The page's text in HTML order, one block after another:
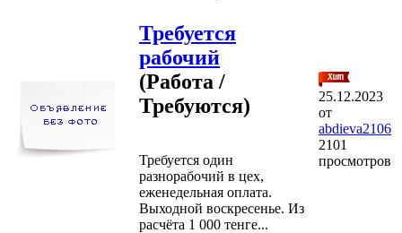
Требуется
рабочий
(Работа /
Требуются)
Требуется один
разнорабочий в цех,
еженедельная оплата.
Выходной воскресенье. Из
расчёта 1 000 тенге...
25.12.2023
от
abdieva2106
2101
просмотров